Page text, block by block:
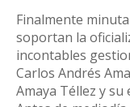
Finalmente
soportan la
incontables
Carlos Andrés
Amaya Téllez y